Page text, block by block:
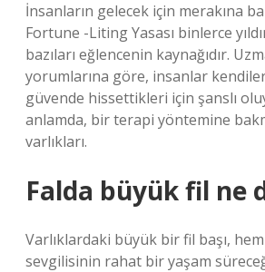
İnsanların gelecek için merakına
Fortune -Liting Yasası binlerce
bazıları eğlencenin kaynağıdır.
yorumlarına göre, insanlar
güvende hissettikleri için şanslı
anlamda, bir terapi yöntemine
varlıkları.
Falda büyük fil ne
Varlıklardaki büyük bir fil başı,
sevgilisinin rahat bir yaşam